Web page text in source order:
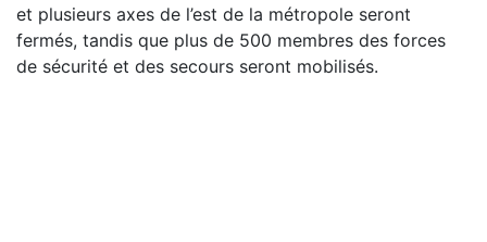
et plusieurs axes de l’est de la métropole seront
fermés, tandis que plus de 500 membres des forces
de sécurité et des secours seront mobilisés.